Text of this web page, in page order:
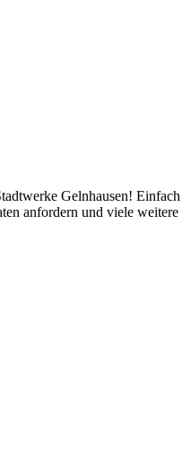
Gelnhausen! Einfach
anfordern und viele weitere